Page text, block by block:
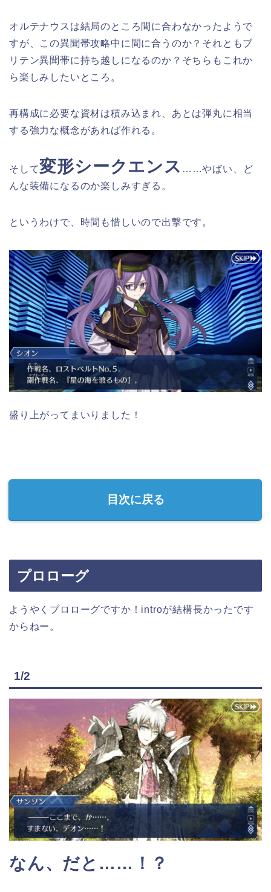
オルテナウスは結局のところ間に合わなかったようで
すが、この異聞帯攻略中に間に合うのか？それともブ
リテン異聞帯に持ち越しになるのか？そちらもこれか
ら楽しみしたいところ。
再構成に必要な資材は積み込まれ、あとは弾丸に相当
する強力な概念があれば作れる。
そして変形シークエンス ……やばい、ど
んな装備になるのか楽しみすぎる。
というわけで、時間も惜しいので出撃です。
盛り上がってまいりました！
目次に戻る
プロローグ
ようやくプロローグですか！introが結構長かったです
からねー。
1/2
なん、だと……！？